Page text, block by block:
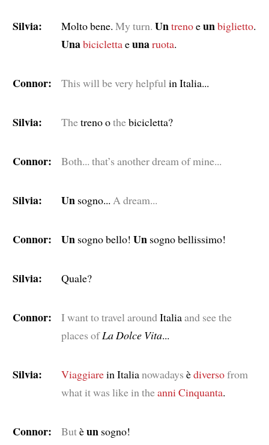
Silvia: Molto bene. My turn. Untrenoeunbiglietto.
Unabiciclettaeunaruota.
Connor: This will be very helpful in Italia...
Silvia: Thetreno othebicicletta?
Connor: Both... that’s another dream of mine...
Silvia: Unsogno... A dream...
Connor: Unsogno bello! Unsogno bellissimo!
Silvia: Quale?
Connor: I want to travel aroundItaliaand see the
places ofLa Dolce Vita...
Silvia: Viaggiarein Italianowadays èdiversofrom
what it was like in theanni Cinquanta.
Connor: Butèunsogno!